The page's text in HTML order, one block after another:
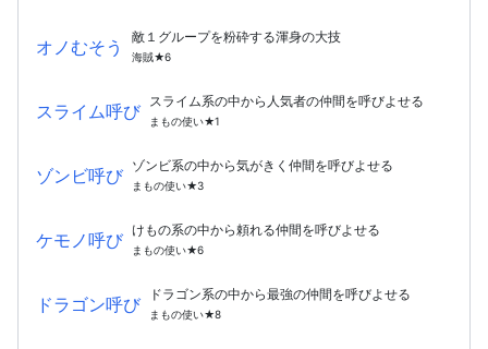
オノむそう 敵１グループを粉砕する渾身の大技
海賊★6
スライム呼び スライム系の中から人気者の仲間を呼びよせる
まもの使い★1
ゾンビ呼び ゾンビ系の中から気がきく仲間を呼びよせる
まもの使い★3
ケモノ呼び けもの系の中から頼れる仲間を呼びよせる
まもの使い★6
ドラゴン呼び ドラゴン系の中から最強の仲間を呼びよせる
まもの使い★8